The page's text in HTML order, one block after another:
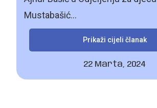
Mustabašić...
Prikaži cijeli članak
22 Marta, 2024